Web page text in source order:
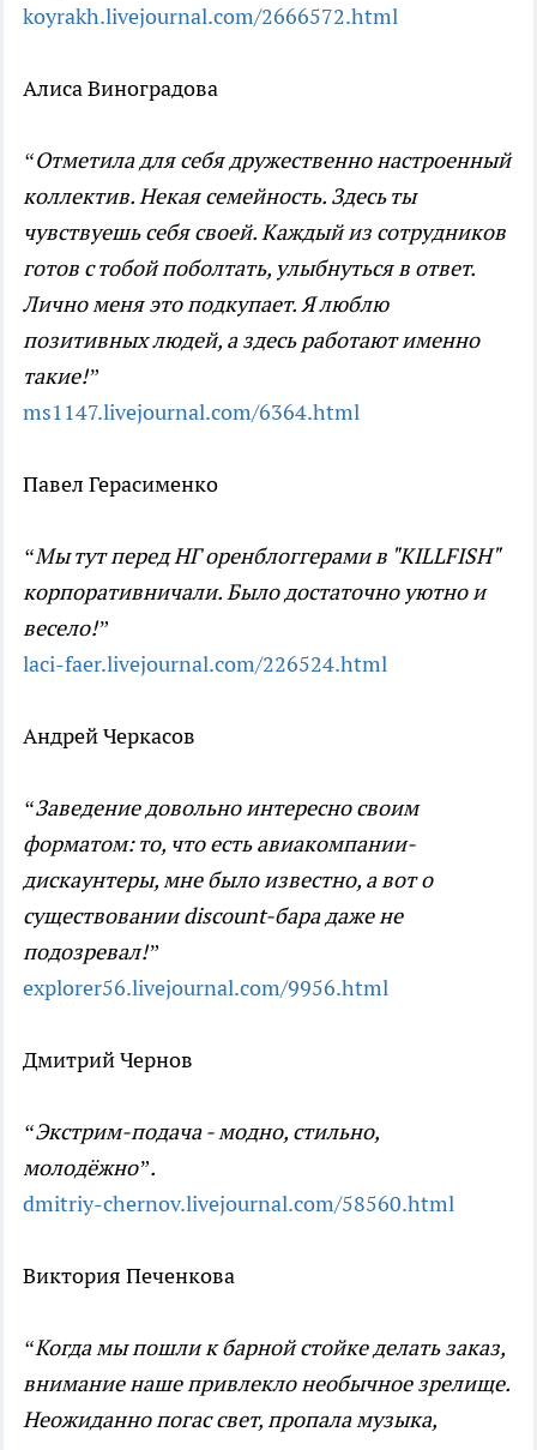
koyrakh.livejournal.com/2666572.html
Алиса Виноградова
“Отметила для себя дружественно настроенный
коллектив. Некая семейность. Здесь ты
чувствуешь себя своей. Каждый из сотрудников
готов с тобой поболтать, улыбнуться в ответ.
Лично меня это подкупает. Я люблю
позитивных людей, а здесь работают именно
такие!”
ms1147.livejournal.com/6364.html
Павел Герасименко
“Мы тут перед НГ оренблоггерами в "KILLFISH"
корпоративничали. Было достаточно уютно и
весело!”
laci-faer.livejournal.com/226524.html
Андрей Черкасов
“Заведение довольно интересно своим
форматом: то, что есть авиакомпании-
дискаунтеры, мне было известно, а вот о
существовании discount-бара даже не
подозревал!”
explorer56.livejournal.com/9956.html
Дмитрий Чернов
“Экстрим-подача - модно, стильно,
молодёжно”.
dmitriy-chernov.livejournal.com/58560.html
Виктория Печенкова
“Когда мы пошли к барной стойке делать заказ,
внимание наше привлекло необычное зрелище.
Неожиданно погас свет, пропала музыка,